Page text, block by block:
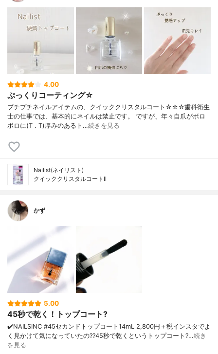
4.00
ぷっくりコーティング☆
プチプチネイルアイテムの、クイッククリスタルコート☆☆☆歯科衛生
士の仕事では、基本的にネイルは禁止です。 ですが、年々自爪がボロ
ボロに(T . T)厚みのあるト…続きを見る
Nailist(ネイリスト)
クイッククリスタルコートII
かず
5.00
45秒で乾く！トップコート?
✔️NAILSINC #45セカンドトップコート 14mL 2,800円＋税 インスタでよ
く見かけて気になっていたの?? 45秒で乾くというトップコート? …続き
を見る